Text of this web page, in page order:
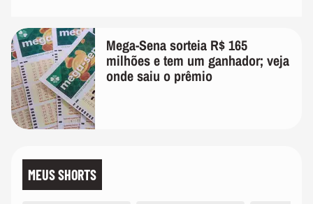
Mega-Sena sorteia R$ 165
milhões e tem um ganhador; veja
onde saiu o prêmio
MEUS SHORTS